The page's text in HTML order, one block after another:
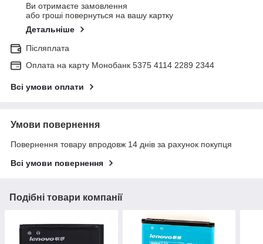
Ви отримаєте замовлення
або гроші повернуться на вашу картку
Детальніше
Післяплата
Оплата на карту Монобанк 5375 4114 2289 2344
Всі умови оплати
Умови повернення
Повернення товару впродовж 14 днів за рахунок покупця
Всі умови повернення
Подібні товари компанії